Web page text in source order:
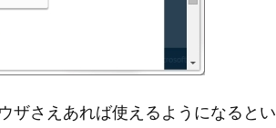
ザさえあれば使えるようになるとい